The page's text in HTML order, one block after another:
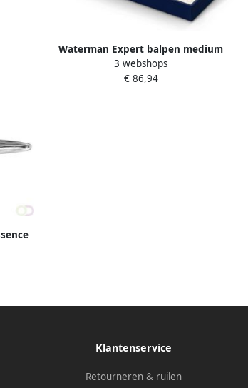
Waterman Expert balpen medium
zwart zilver in giftbox
3 webshops
€ 86,94
Klantenservice
Retourneren & ruilen